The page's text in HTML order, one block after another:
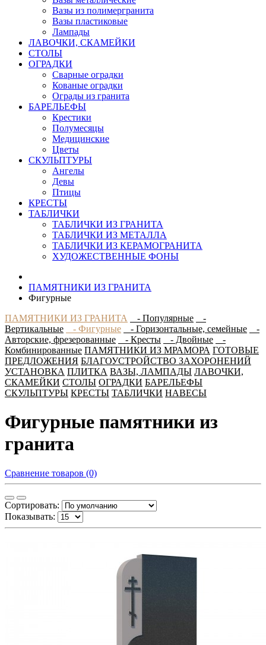
Вазы из полимергранита
Вазы пластиковые
Лампады
ЛАВОЧКИ, СКАМЕЙКИ
СТОЛЫ
ОГРАДКИ
Сварные оградки
Кованые оградки
Ограды из гранита
БАРЕЛЬЕФЫ
Крестики
Полумесяцы
Медицинские
Цветы
СКУЛЬПТУРЫ
Ангелы
Девы
Птицы
КРЕСТЫ
ТАБЛИЧКИ
ТАБЛИЧКИ ИЗ ГРАНИТА
ТАБЛИЧКИ ИЗ МЕТАЛЛА
ТАБЛИЧКИ ИЗ КЕРАМОГРАНИТА
ХУДОЖЕСТВЕННЫЕ ФОНЫ
ПАМЯТНИКИ ИЗ ГРАНИТА
Фигурные
ПАМЯТНИКИ ИЗ ГРАНИТА
- Популярные
-
Вертикальные
- Фигурные - Горизонтальные, семейные
-
Авторские, фрезерованные
- Кресты - Двойные
-
Комбинированные ПАМЯТНИКИ ИЗ МРАМОРА ГОТОВЫЕ
ПРЕДЛОЖЕНИЯ БЛАГОУСТРОЙСТВО ЗАХОРОНЕНИЙ
УСТАНОВКА ПЛИТКА ВАЗЫ, ЛАМПАДЫ ЛАВОЧКИ,
СКАМЕЙКИ СТОЛЫ ОГРАДКИ БАРЕЛЬЕФЫ
СКУЛЬПТУРЫ КРЕСТЫ ТАБЛИЧКИ НАВЕСЫ
Фигурные памятники из
гранита
Сравнение товаров (0)
Сортировать:
Показывать: